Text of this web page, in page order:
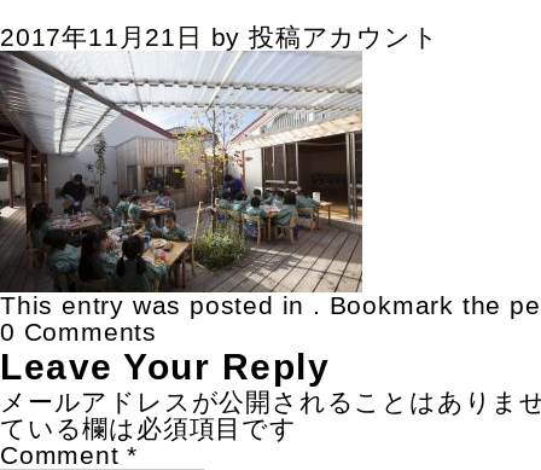
2017年11月21日 by投稿アカウント
This entry was posted in . Bookmark the
0 Comments
Leave Your Reply
メールアドレスが公開されることはありま
ている欄は必須項目です
Comment *